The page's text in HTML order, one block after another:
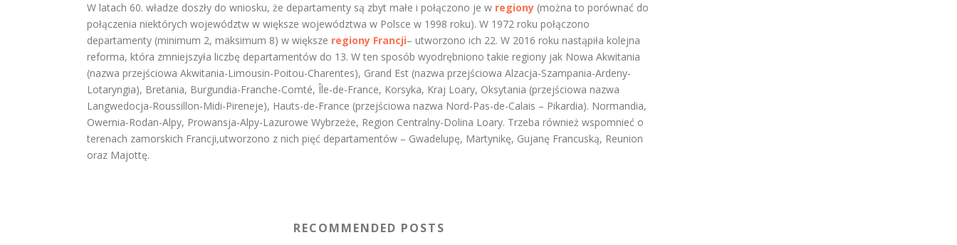
W latach 60. władze doszły do wniosku, że departamenty są zbyt małe i połączono je w regiony (można to porównać do
połączenia niektórych województw w większe województwa w Polsce w 1998 roku). W 1972 roku połączono
departamenty (minimum 2, maksimum 8) w większe regiony Francji– utworzono ich 22. W 2016 roku nastąpiła kolejna
reforma, która zmniejszyła liczbę departamentów do 13. W ten sposób wyodrębniono takie regiony jak Nowa Akwitania
(nazwa przejściowa Akwitania-Limousin-Poitou-Charentes), Grand Est (nazwa przejściowa Alzacja-Szampania-Ardeny-
Lotaryngia), Bretania, Burgundia-Franche-Comté, Île-de-France, Korsyka, Kraj Loary, Oksytania (przejściowa nazwa
Langwedocja-Roussillon-Midi-Pireneje), Hauts-de-France (przejściowa nazwa Nord-Pas-de-Calais – Pikardia). Normandia,
Owernia-Rodan-Alpy, Prowansja-Alpy-Lazurowe Wybrzeże, Region Centralny-Dolina Loary. Trzeba również wspomnieć o
terenach zamorskich Francji,utworzono z nich pięć departamentów – Gwadelupę, Martynikę, Gujanę Francuską, Reunion
oraz Majottę.
RECOMMENDED POSTS